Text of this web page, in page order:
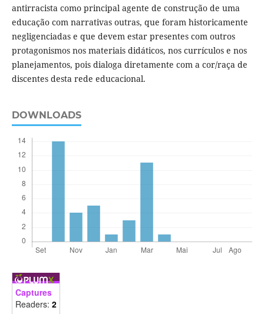
antirracista como principal agente de construção de uma
educação com narrativas outras, que foram historicamente
negligenciadas e que devem estar presentes com outros
protagonismos nos materiais didáticos, nos currículos e nos
planejamentos, pois dialoga diretamente com a cor/raça de
discentes desta rede educacional.
DOWNLOADS
Captures
Readers: 2